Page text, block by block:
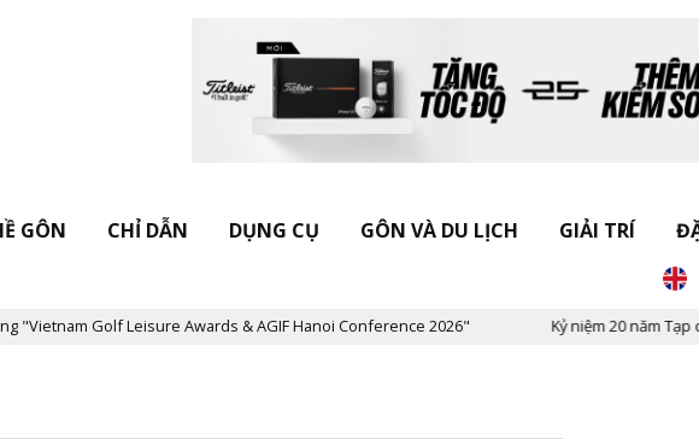
GÔN CHỈ DẪN DỤNG CỤ GÔN VÀ DU LỊCH GIẢI TRÍ
Golf Leisure Awards & AGIF Hanoi Conference 2026" Kỷ niệm 20 năm Tạp